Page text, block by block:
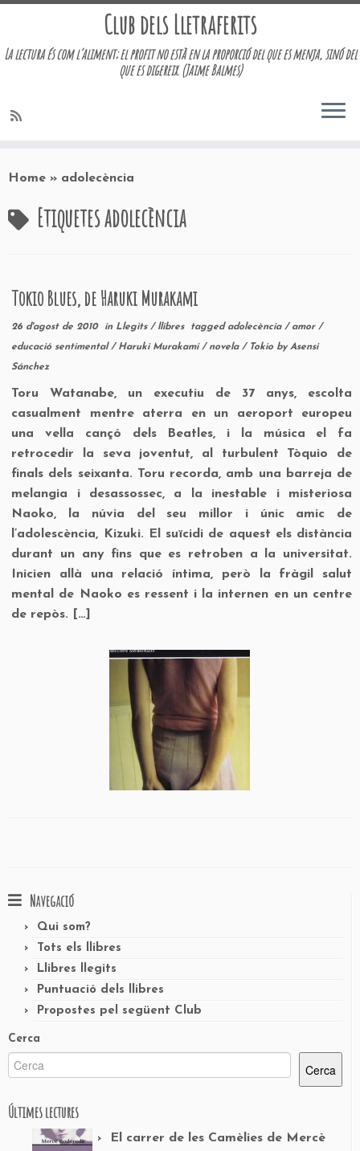
to
Club dels Lletraferits
La lectura és com l’aliment; el profit no està en la proporció del que es menja, sinó del
que es digereix. (Jaime Balmes)
Home » adolecència
Etiquetesadolecència
Tokio Blues, de Haruki Murakami
26 d'agost de 2010in Llegits/ llibres tagged adolecència/ amor/
educació sentimental/ Haruki Murakami/ novela/ Tokio byAsensi
Sánchez
Toru Watanabe, un executiu de 37 anys, escolta
casualment mentre aterra en un aeroport europeu
una vella cançó dels Beatles, i la música el fa
retrocedir la seva joventut, al turbulent Tòquio de
finals dels seixanta. Toru recorda, amb una barreja de
melangia i desassossec, a la inestable i misteriosa
Naoko, la núvia del seu millor i únic amic de
l’adolescència, Kizuki. El suïcidi de aquest els distància
durant un any fins que es retroben a la universitat.
Inicien allà una relació íntima, però la fràgil salut
mental de Naoko es ressent i la internen en un centre
de repòs. […]
Navegació
Qui som?
Tots els llibres
Llibres llegits
Puntuació dels llibres
Propostes pel següent Club
Cerca
Cerca
Últimes lectures
El carrer de les Camèlies de Mercè